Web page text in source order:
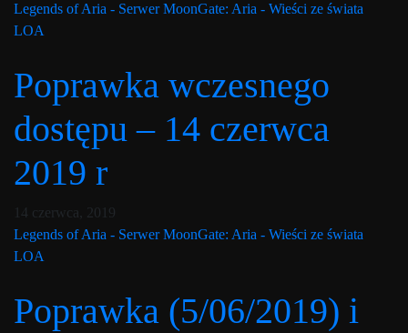
Legends of Aria - Serwer MoonGate: Aria - Wieści ze świata
LOA
Poprawka wczesnego
dostępu – 14 czerwca
2019 r
Post has published by
14 czerwca, 2019
Legends of Aria - Serwer MoonGate: Aria - Wieści ze świata
LOA
Poprawka (5/06/2019) i